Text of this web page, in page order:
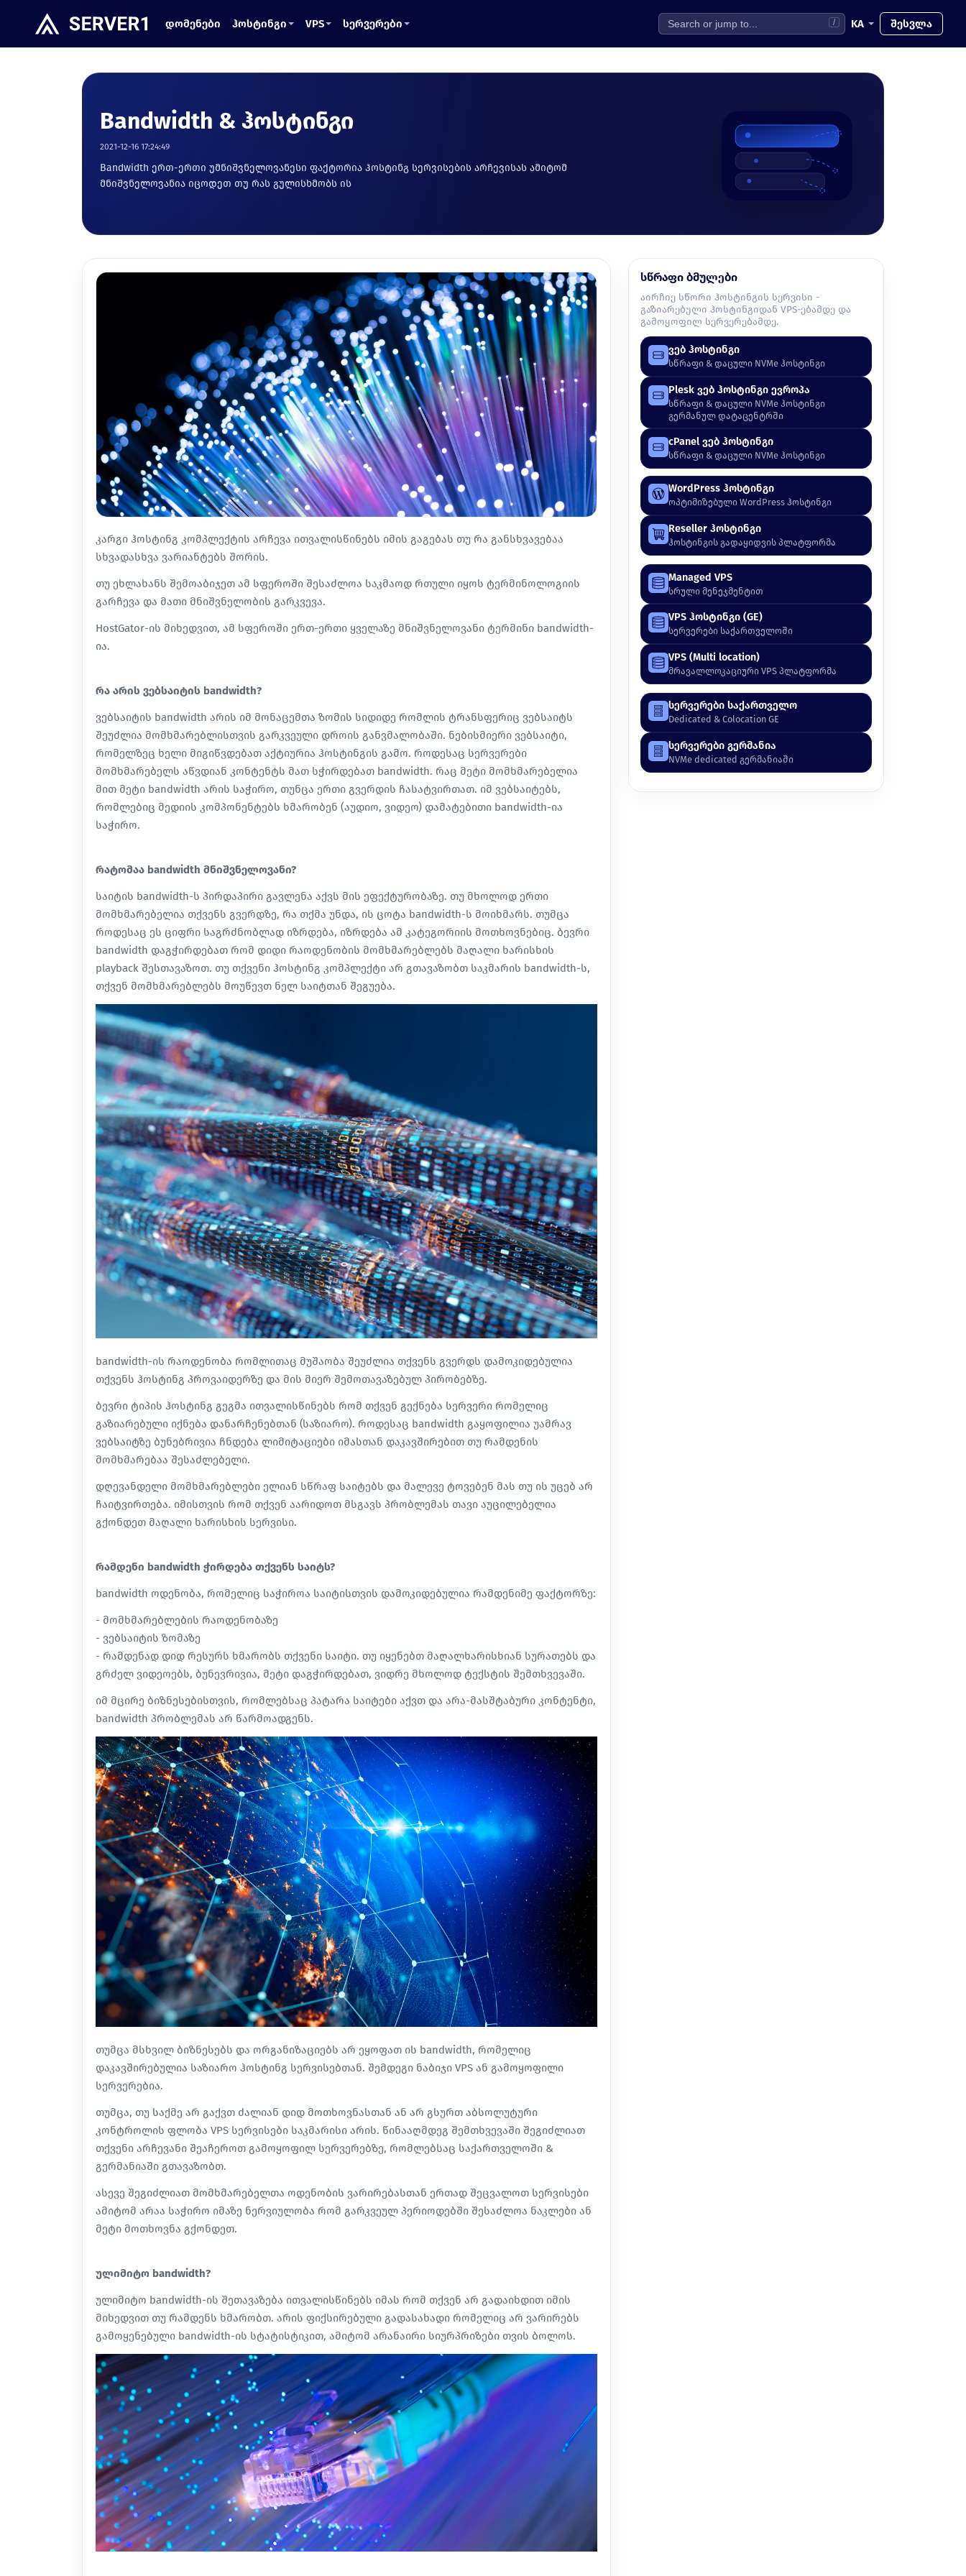
დომენები ჰოსტინგი VPS სერვერები / KA შესვლა
Bandwidth & ჰოსტინგი
2021-12-16 17:24:49
Bandwidth ერთ-ერთი უმნიშვნელოვანესი ფაქტორია ჰოსტინგ სერვისების არჩევისას ამიტომ
მნიშვნელოვანია იცოდეთ თუ რას გულისხმობს ის
კარგი ჰოსტინგ კომპლექტის არჩევა ითვალისწინებს იმის გაგებას თუ რა განსხვავებაა
სხვადასხვა ვარიანტებს შორის.
თუ ეხლახანს შემოაბიჯეთ ამ სფეროში შესაძლოა საკმაოდ რთული იყოს ტერმინოლოგიის
გარჩევა და მათი მნიშვნელობის გარკვევა.
HostGator-ის მიხედვით, ამ სფეროში ერთ-ერთი ყველაზე მნიშვნელოვანი ტერმინი bandwidth-
ია.
რა არის ვებსაიტის bandwidth?
ვებსაიტის bandwidth არის იმ მონაცემთა ზომის სიდიდე რომლის ტრანსფერიც ვებსაიტს
შეუძლია მომხმარებლისთვის გარკვეული დროის განვმალობაში. ნებისმიერი ვებსაიტი,
რომელზეც ხელი მიგიწვდებათ აქტიურია ჰოსტინგის გამო. როდესაც სერვერები
მომხმარებელს აწვდიან კონტენტს მათ სჭირდებათ bandwidth. რაც მეტი მომხმარებელია
მით მეტი bandwidth არის საჭირო, თუნცა ერთი გვერდის ჩასატვირთათ. იმ ვებსაიტებს,
რომლებიც მედიის კომპონენტებს ხმარობენ (აუდიო, ვიდეო) დამატებითი bandwidth-ია
საჭირო.
რატომაა bandwidth მნიშვნელოვანი?
საიტის bandwidth-ს პირდაპირი გავლენა აქვს მის ეფექტურობაზე. თუ მხოლოდ ერთი
მომხმარებელია თქვენს გვერდზე, რა თქმა უნდა, ის ცოტა bandwidth-ს მოიხმარს. თუმცა
როდესაც ეს ციფრი საგრძნობლად იზრდება, იზრდება ამ კატეგორიის მოთხოვნებიც. ბევრი
bandwidth დაგჭირდებათ რომ დიდი რაოდენობის მომხმარებლებს მაღალი ხარისხის
playback შესთავაზოთ. თუ თქვენი ჰოსტინგ კომპლექტი არ გთავაზობთ საკმარის bandwidth-ს,
თქვენ მომხმარებლებს მოუწევთ ნელ საიტთან შეგუება.
bandwidth-ის რაოდენობა რომლითაც მუშაობა შეუძლია თქვენს გვერდს დამოკიდებულია
თქვენს ჰოსტინგ პროვაიდერზე და მის მიერ შემოთავაზებულ პირობებზე.
ბევრი ტიპის ჰოსტინგ გეგმა ითვალისწინებს რომ თქვენ გექნება სერვერი რომელიც
გაზიარებული იქნება დანარჩენებთან (საზიარო). როდესაც bandwidth გაყოფილია უამრავ
ვებსაიტზე ბუნებრივია ჩნდება ლიმიტაციები იმასთან დაკავშირებით თუ რამდენის
მომხმარებაა შესაძლებელი.
დღევანდელი მომხმარებლები ელიან სწრაფ საიტებს და მალევე ტოვებენ მას თუ ის უცებ არ
ჩაიტვირთება. იმისთვის რომ თქვენ აარიდოთ მსგავს პრობლემას თავი აუცილებელია
გქონდეთ მაღალი ხარისხის სერვისი.
რამდენი bandwidth ჭირდება თქვენს საიტს?
bandwidth ოდენობა, რომელიც საჭიროა საიტისთვის დამოკიდებულია რამდენიმე ფაქტორზე:
- მომხმარებლების რაოდენობაზე
- ვებსაიტის ზომაზე
- რამდენად დიდ რესურს ხმარობს თქვენი საიტი. თუ იყენებთ მაღალხარისხიან სურათებს და
გრძელ ვიდეოებს, ბუნევრივია, მეტი დაგჭირდებათ, ვიდრე მხოლოდ ტექსტის შემთხვევაში.
იმ მცირე ბიზნესებისთვის, რომლებსაც პატარა საიტები აქვთ და არა-მასშტაბური კონტენტი,
bandwidth პრობლემას არ წარმოადგენს.
თუმცა მსხვილ ბიზნესებს და ორგანიზაციებს არ ეყოფათ ის bandwidth, რომელიც
დაკავშირებულია საზიარო ჰოსტინგ სერვისებთან. შემდეგი ნაბიჯი VPS ან გამოყოფილი
სერვერებია.
თუმცა, თუ საქმე არ გაქვთ ძალიან დიდ მოთხოვნასთან ან არ გსურთ აბსოლუტური
კონტროლის ფლობა VPS სერვისები საკმარისი არის. წინააღმდეგ შემთხვევაში შეგიძლიათ
თქვენი არჩევანი შეაჩეროთ გამოყოფილ სერვერებზე, რომლებსაც საქართველოში &
გერმანიაში გთავაზობთ.
ასევე შეგიძლიათ მომხმარებელთა ოდენობის ვარირებასთან ერთად შეცვალოთ სერვისები
ამიტომ არაა საჭირო იმაზე ნერვიულობა რომ გარკვეულ პერიოდებში შესაძლოა ნაკლები ან
მეტი მოთხოვნა გქონდეთ.
ულიმიტო bandwidth?
ულიმიტო bandwidth-ის შეთავაზება ითვალისწინებს იმას რომ თქვენ არ გადაიხდით იმის
მიხედვით თუ რამდენს ხმარობთ. არის ფიქსირებული გადასახადი რომელიც არ ვარირებს
გამოყენებული bandwidth-ის სტატისტიკით, ამიტომ არანაირი სიურპრიზები თვის ბოლოს.
სწრაფი ბმულები
აირჩიე სწორი ჰოსტინგის სერვისი -
გაზიარებული ჰოსტინგიდან VPS-ებამდე და
გამოყოფილ სერვერებამდე.
ვებ ჰოსტინგი
სწრაფი & დაცული NVMe ჰოსტინგი
Plesk ვებ ჰოსტინგი ევროპა
სწრაფი & დაცული NVMe ჰოსტინგი
გერმანულ დატაცენტრში
cPanel ვებ ჰოსტინგი
სწრაფი & დაცული NVMe ჰოსტინგი
WordPress ჰოსტინგი
ოპტიმიზებული WordPress ჰოსტინგი
Reseller ჰოსტინგი
ჰოსტინგის გადაყიდვის პლატფორმა
Managed VPS
სრული მენეჯმენტით
VPS ჰოსტინგი (GE)
სერვერები საქართველოში
VPS (Multi location)
მრავალლოკაციური VPS პლატფორმა
სერვერები საქართველო
Dedicated & Colocation GE
სერვერები გერმანია
NVMe dedicated გერმანიაში